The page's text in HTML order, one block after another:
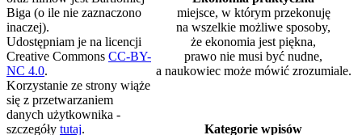
miejsce, w którym przekonuję
na wszelkie możliwe sposoby,
że ekonomia jest piękna,
prawo nie musi być nudne,
a naukowiec może mówić zrozumiale.
Kategorie wpisów
Biga (o ile nie zaznaczono
inaczej).
Udostępniam je na licencji
Creative Commons CC-BY-
NC 4.0.
Korzystanie ze strony wiąże
się z przetwarzaniem
danych użytkownika -
szczegóły tutaj.